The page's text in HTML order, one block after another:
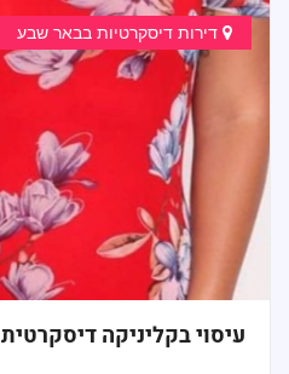
דירות דיסקרטיות בבאר שבע
עיסוי בקליניקה דיסקרטית